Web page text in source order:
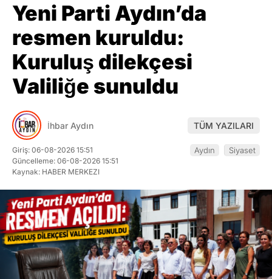
Yeni Parti Aydın’da
resmen kuruldu:
Kuruluş dilekçesi
Valiliğe sunuldu
İhbar Aydın TÜM YAZILARI
Giriş: 06-08-2026 15:51
Güncelleme: 06-08-2026 15:51
Kaynak: HABER MERKEZI
Aydın Siyaset